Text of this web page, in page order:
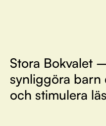
Stora Bokvalet
synliggöra barn
och stimulera